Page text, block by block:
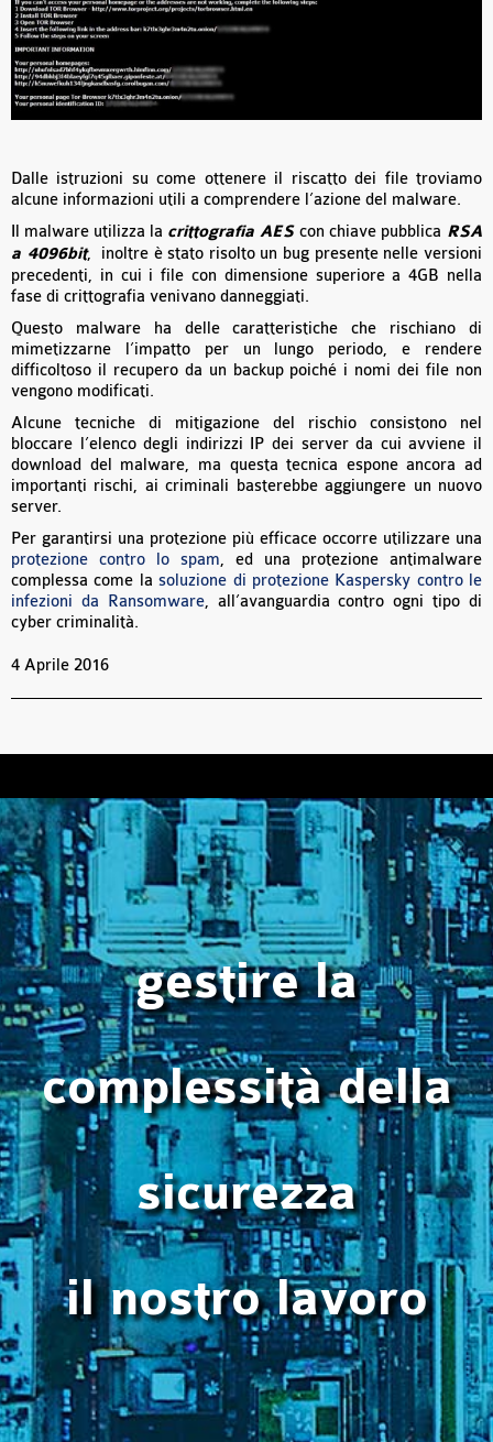
Dalle istruzioni su come ottenere il riscatto dei file troviamo
alcune informazioni utili a comprendere l’azione del malware.
Il malware utilizza la crittografia AES con chiave pubblica RSA
a 4096bit, inoltre è stato risolto un bug presente nelle versioni
precedenti, in cui i file con dimensione superiore a 4GB nella
fase di crittografia venivano danneggiati.
Questo malware ha delle caratteristiche che rischiano di
mimetizzarne l’impatto per un lungo periodo, e rendere
difficoltoso il recupero da un backup poiché i nomi dei file non
vengono modificati.
Alcune tecniche di mitigazione del rischio consistono nel
bloccare l’elenco degli indirizzi IP dei server da cui avviene il
download del malware, ma questa tecnica espone ancora ad
importanti rischi, ai criminali basterebbe aggiungere un nuovo
server.
Per garantirsi una protezione più efficace occorre utilizzare una
protezione contro lo spam, ed una protezione antimalware
complessa come lasoluzione di protezione Kaspersky contro le
infezioni da Ransomware, all’avanguardia contro ogni tipo di
cyber criminalità.
4 Aprile 2016
gestire la
complessità della
sicurezza
il nostro lavoro